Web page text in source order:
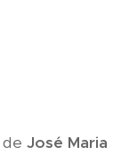
José Maria